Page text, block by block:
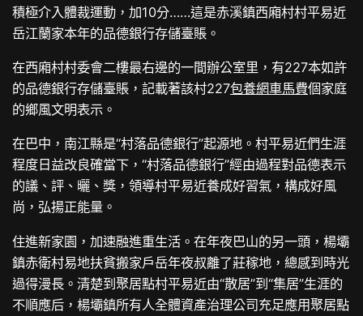
積極介入體裁運動，加10分……這是赤溪鎮西廂村村平易近
岳江蘭家本年的品德銀行存儲臺賬。
在西廂村村委會二樓最右邊的一間辦公室里，有227本如許
的品德銀行存儲臺賬，記載著該村227包養網車馬費個家庭
的鄉風文明表示。
在巴中，南江縣是“村落品德銀行”起源地。村平易近們生涯
程度日益改良確當下，“村落品德銀行”經由過程對品德表示
的議、評、曬、獎，領導村平易近養成好習氣，構成好風
尚，弘揚正能量。
住進新家園，加速融進重生活。在年夜巴山的另一頭，楊壩
鎮赤衛村易地扶貧搬家戶岳年夜叔離了莊稼地，總感到時光
過得漫長。清楚到聚居點村平易近由“散居”到“集居”生涯的
不順應后，楊壩鎮所有人全體資產治理公司充足應用聚居點